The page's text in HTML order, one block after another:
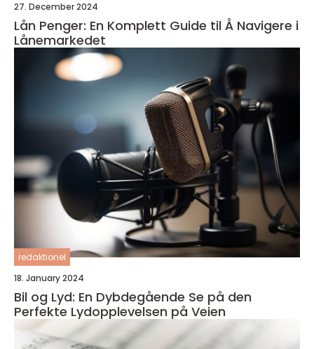
27. December 2024
Lån Penger: En Komplett Guide til Å Navigere i
Lånemarkedet
redaktionel
18. January 2024
Bil og Lyd: En Dybdegående Se på den
Perfekte Lydopplevelsen på Veien